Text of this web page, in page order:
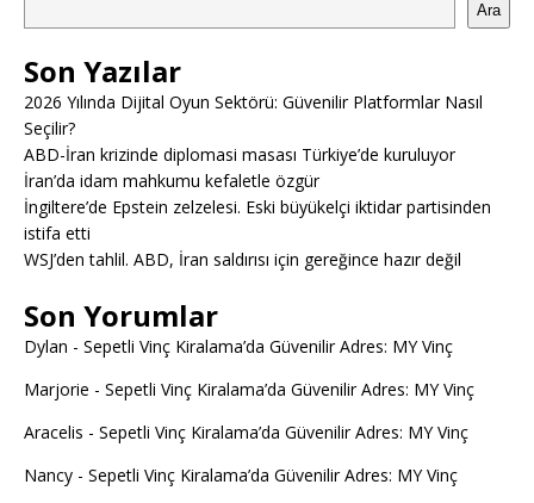
Ara
Son Yazılar
2026 Yılında Dijital Oyun Sektörü: Güvenilir Platformlar Nasıl
Seçilir?
ABD-İran krizinde diplomasi masası Türkiye’de kuruluyor
İran’da idam mahkumu kefaletle özgür
İngiltere’de Epstein zelzelesi. Eski büyükelçi iktidar partisinden
istifa etti
WSJ’den tahlil. ABD, İran saldırısı için gereğince hazır değil
Son Yorumlar
Dylan - Sepetli Vinç Kiralama’da Güvenilir Adres: MY Vinç
Marjorie - Sepetli Vinç Kiralama’da Güvenilir Adres: MY Vinç
Aracelis - Sepetli Vinç Kiralama’da Güvenilir Adres: MY Vinç
Nancy - Sepetli Vinç Kiralama’da Güvenilir Adres: MY Vinç